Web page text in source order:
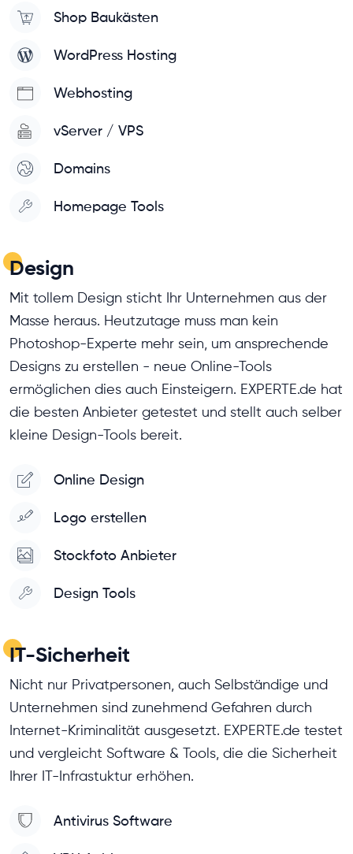
Shop Baukästen
WordPress Hosting
Webhosting
vServer / VPS
Domains
Homepage Tools
Design
Mit tollem Design sticht Ihr Unternehmen aus der
Masse heraus. Heutzutage muss man kein
Photoshop-Experte mehr sein, um ansprechende
Designs zu erstellen - neue Online-Tools
ermöglichen dies auch Einsteigern. EXPERTE.de hat
die besten Anbieter getestet und stellt auch selber
kleine Design-Tools bereit.
Online Design
Logo erstellen
Stockfoto Anbieter
Design Tools
IT-Sicherheit
Nicht nur Privatpersonen, auch Selbständige und
Unternehmen sind zunehmend Gefahren durch
Internet-Kriminalität ausgesetzt. EXPERTE.de testet
und vergleicht Software & Tools, die die Sicherheit
Ihrer IT-Infrastuktur erhöhen.
Antivirus Software